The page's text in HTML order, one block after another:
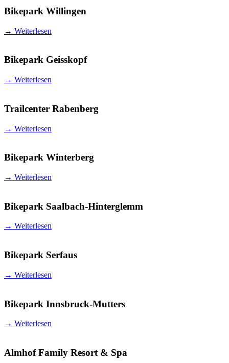
Bikepark Willingen
→ Weiterlesen
Bikepark Geisskopf
→ Weiterlesen
Trailcenter Rabenberg
→ Weiterlesen
Bikepark Winterberg
→ Weiterlesen
Bikepark Saalbach-Hinterglemm
→ Weiterlesen
Bikepark Serfaus
→ Weiterlesen
Bikepark Innsbruck-Mutters
→ Weiterlesen
Almhof Family Resort & Spa